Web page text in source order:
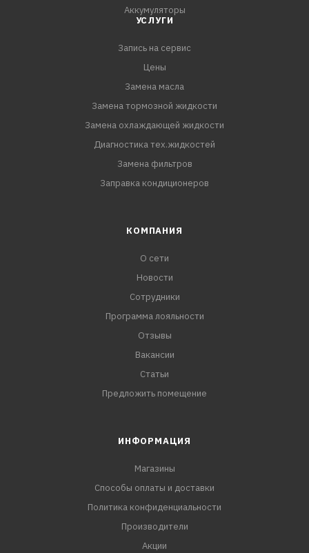
Аккумуляторы
УСЛУГИ
Запись на сервис
Цены
Замена масла
Замена тормозной жидкости
Замена охлаждающей жидкости
Диагностика тех.жидкостей
Замена фильтров
Заправка кондиционеров
КОМПАНИЯ
О сети
Новости
Сотрудники
Программа лояльности
Отзывы
Вакансии
Статьи
Предложить помещение
ИНФОРМАЦИЯ
Магазины
Способы оплаты и доставки
Политика конфиденциальности
Производители
Акции